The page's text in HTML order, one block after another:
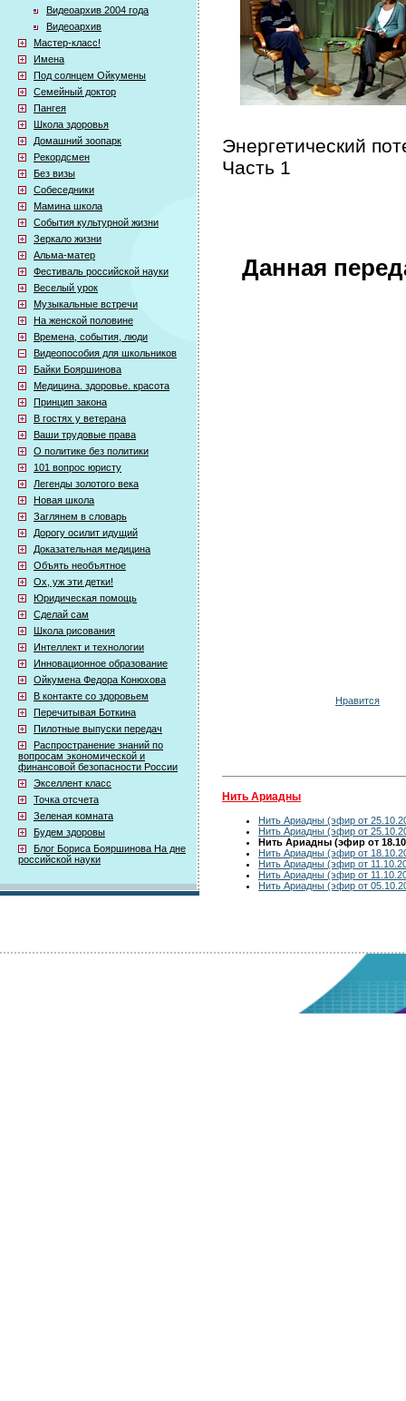
Видеоархив 2004 года
Видеоархив
Мастер-класс!
Имена
Под солнцем Ойкумены
Семейный доктор
Пангея
Школа здоровья
Домашний зоопарк
Рекордсмен
Без визы
Собеседники
Мамина школа
События культурной жизни
Зеркало жизни
Альма-матер
Фестиваль российской науки
Веселый урок
Музыкальные встречи
На женской половине
Времена, события, люди
Видеопособия для школьников
Байки Бояршинова
Медицина. здоровье. красота
Принцип закона
В гостях у ветерана
Ваши трудовые права
О политике без политики
101 вопрос юристу
Легенды золотого века
Новая школа
Заглянем в словарь
Дорогу осилит идущий
Доказательная медицина
Объять необъятное
Ох, уж эти детки!
Юридическая помощь
Сделай сам
Школа рисования
Интеллект и технологии
Инновационное образование
Ойкумена Федора Конюхова
В контакте со здоровьем
Перечитывая Боткина
Пилотные выпуски передач
Распространение знаний по
вопросам экономической и
финансовой безопасности России
Экселлент класс
Точка отсчета
Зеленая комната
Будем здоровы
Блог Бориса Бояршинова На дне
российской науки
Энергетический
Часть 1
Данная
Нравится
Нить Ариадны
Нить Ариадны (эфир от
Нить Ариадны (эфир от
Нить Ариадны (эфир от
Нить Ариадны (эфир от
Нить Ариадны (эфир от
Нить Ариадны (эфир от
Нить Ариадны (эфир от